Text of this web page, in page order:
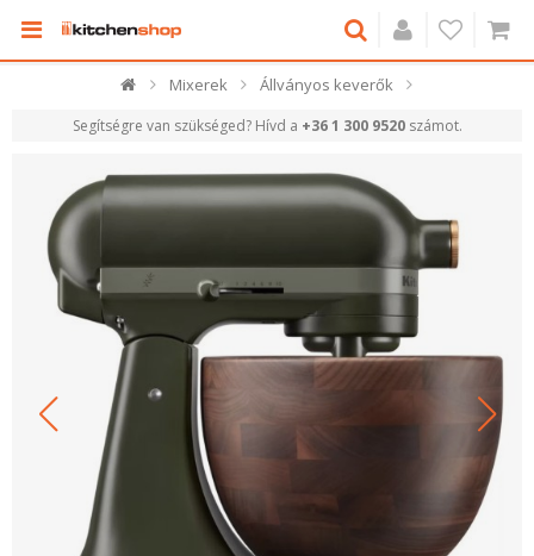
Mixerek Állványos keverők
Segítségre van szükséged? Hívd a +36 1 300 9520számot.